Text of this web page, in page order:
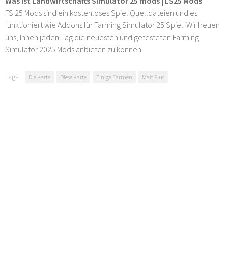
FS 25 Mods sind ein kostenloses Spiel Quelldateien und es
funktioniert wie Addons für Farming Simulator 25 Spiel. Wir freuen
uns, Ihnen jeden Tag die neuesten und getesteten Farming
Simulator 2025 Mods anbieten zu können.
Tags: Die Karte Diese Karte Einige Farmen Mais Plus